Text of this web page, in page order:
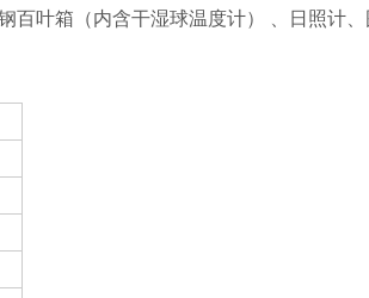
百叶箱（内含干湿球温度计） 、日照计、